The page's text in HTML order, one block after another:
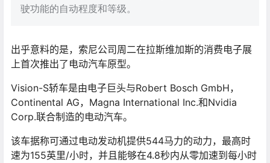
驶功能的自动程度和等级。
出乎意料的是，索尼公司周二在拉斯维加斯的消费电子展
上首次推出了电动汽车原型。
Vision-S轿车是由电子巨头与Robert Bosch GmbH，
Continental AG，Magna International Inc.和Nvidia
Corp.联合制造的电动汽车。
该车据称可通过电动发动机提供544马力的动力，最高时
速为155英里/小时，并且能够在4.8秒内从零加速到每小时